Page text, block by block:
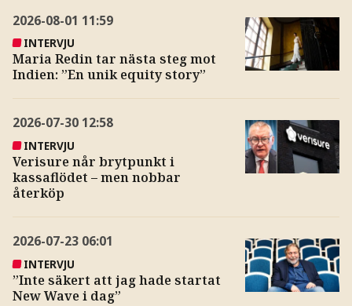
2026-08-01 11:59
INTERVJU
Maria Redin tar nästa steg mot
Indien: ”En unik equity story”
2026-07-30 12:58
INTERVJU
Verisure når brytpunkt i
kassaflödet – men nobbar
återköp
2026-07-23 06:01
INTERVJU
”Inte säkert att jag hade startat
New Wave i dag”